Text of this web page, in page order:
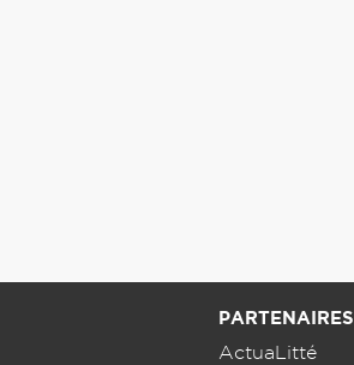
PARTENAIRES
ActuaLitté